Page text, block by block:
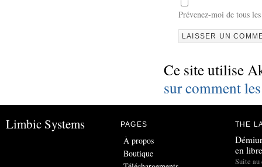
Prévenez-moi de tous
Ce site utilise
sur comment
Limbic Systems PAGES
À propos
Boutique
THE
en
Suite au